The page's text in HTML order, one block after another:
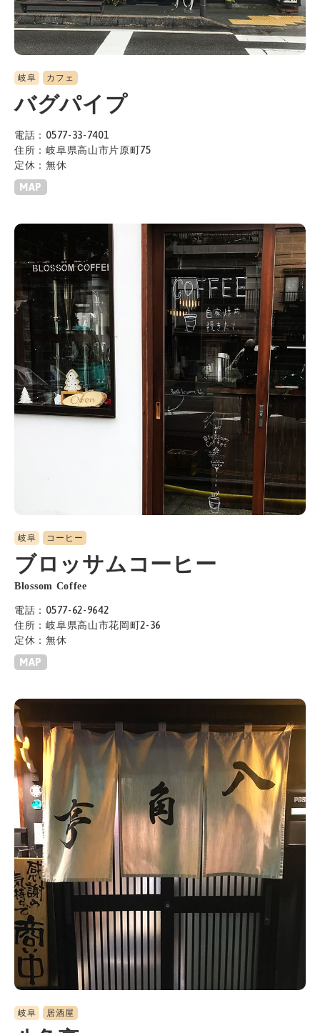
岐阜 カフェ
バグパイプ
電話：0577-33-7401
住所：岐阜県高山市片原町75
定休：無休
MAP
岐阜 コーヒー
ブロッサムコーヒー
Blossom Coffee
電話：0577-62-9642
住所：岐阜県高山市花岡町2-36
定休：無休
MAP
岐阜 居酒屋